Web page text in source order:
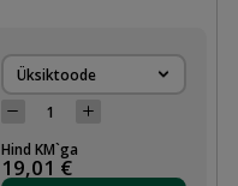
Üksiktoode
Hind KM`ga
19,01 €